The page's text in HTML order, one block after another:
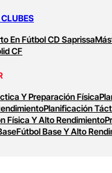
En Fútbol CD Saprissa
CF
Y Preparación Física
Planificación
Física Y Alto Rendimiento
Fútbol Base Y Alto